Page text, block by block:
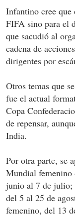
Infantino cree que
FIFA sino para el
que sacudió al
cadena de
dirigentes por
Otros temas que
fue el actual
Copa
de repensar,
India.
Por otra parte, se
Mundial femenino
junio al 7 de julio;
del 5 al 25 de
femenino, del 13